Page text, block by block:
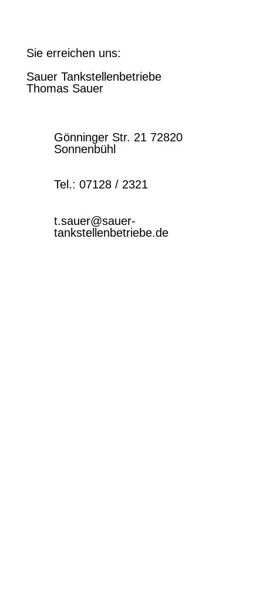
Sie erreichen uns:
Sauer Tankstellenbetriebe
Thomas Sauer
Gönninger Str. 21 72820
Sonnenbühl
Tel.: 07128 / 2321
t.sauer@sauer-
tankstellenbetriebe.de